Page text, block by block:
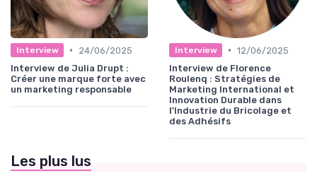
Interview •
24/06/2025
Interview de Julia Drupt :
Créer une marque forte avec
un marketing responsable
Interview • 12/06/2025
Interview de Florence
Roulenq : Stratégies de
Marketing International et
Innovation Durable dans
l'Industrie du Bricolage et
des Adhésifs
Les plus lus